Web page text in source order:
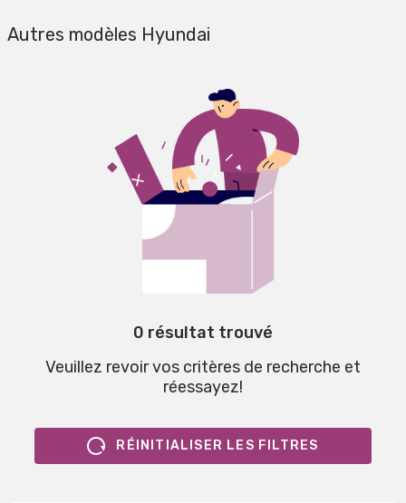
Autres modèles Hyundai
0 résultat trouvé
Veuillez revoir vos critères de recherche et
réessayez!
RÉINITIALISER LES FILTRES